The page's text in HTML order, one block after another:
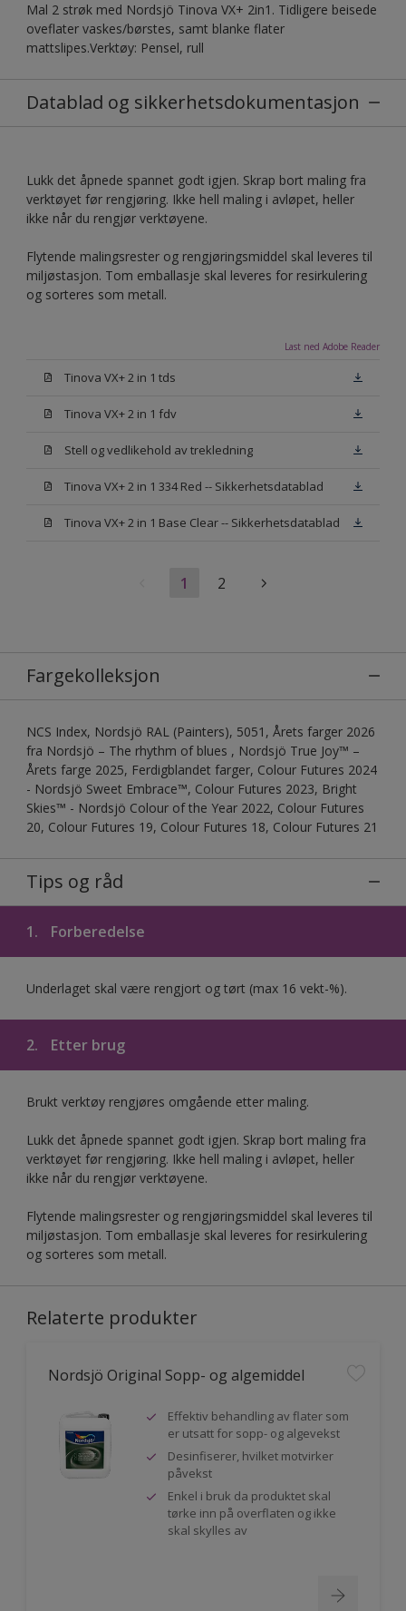
Mal 2 strøk med Nordsjö Tinova VX+ 2in1. Tidligere beisede
oveflater vaskes/børstes, samt blanke flater
mattslipes.Verktøy: Pensel, rull
Datablad og sikkerhetsdokumentasjon
Lukk det åpnede spannet godt igjen. Skrap bort maling fra
verktøyet før rengjøring. Ikke hell maling i avløpet, heller
ikke når du rengjør verktøyene.
Flytende malingsrester og rengjøringsmiddel skal leveres til
miljøstasjon. Tom emballasje skal leveres for resirkulering
og sorteres som metall.
Last ned Adobe Reader
Tinova VX+ 2 in 1 tds
Tinova VX+ 2 in 1 fdv
Stell og vedlikehold av trekledning
Tinova VX+ 2 in 1 334 Red -- Sikkerhetsdatablad
Tinova VX+ 2 in 1 Base Clear -- Sikkerhetsdatablad
1 2
Fargekolleksjon
NCS Index, Nordsjö RAL (Painters), 5051, Årets farger 2026
fra Nordsjö – The rhythm of blues , Nordsjö True Joy™ –
Årets farge 2025, Ferdigblandet farger, Colour Futures 2024
- Nordsjö Sweet Embrace™, Colour Futures 2023, Bright
Skies™ - Nordsjö Colour of the Year 2022, Colour Futures
20, Colour Futures 19, Colour Futures 18, Colour Futures 21
Tips og råd
1. Forberedelse
Underlaget skal være rengjort og tørt (max 16 vekt-%).
2. Etter brug
Brukt verktøy rengjøres omgående etter maling.
Lukk det åpnede spannet godt igjen. Skrap bort maling fra
verktøyet før rengjøring. Ikke hell maling i avløpet, heller
ikke når du rengjør verktøyene.
Flytende malingsrester og rengjøringsmiddel skal leveres til
miljøstasjon. Tom emballasje skal leveres for resirkulering
og sorteres som metall.
Relaterte produkter
Nordsjö Original Sopp- og algemiddel
Effektiv behandling av flater som
er utsatt for sopp- og algevekst
Desinfiserer, hvilket motvirker
påvekst
Enkel i bruk da produktet skal
tørke inn på overflaten og ikke
skal skylles av